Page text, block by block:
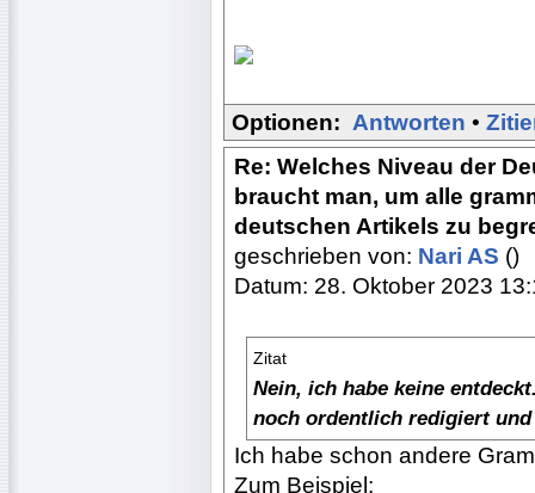
Optionen: Antworten •
Re: Welches Niveau der
braucht man, um alle
deutschen Artikels zu
geschrieben von: Nari AS ()
Datum: 28. Oktober 2023
Zitat
Nein, ich habe keine
noch ordentlich redigiert
Ich habe schon andere
Zum Beispiel: